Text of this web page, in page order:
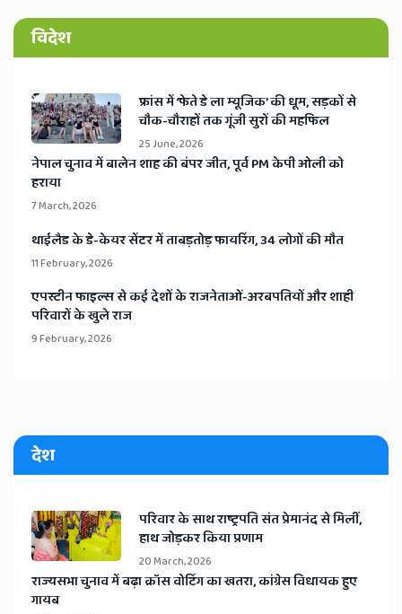
विदेश
​फ्रांस में ‘फेते डे ला म्यूजिक’ की धूम, सड़कों से
चौक-चौराहों तक गूंजी सुरों की महफिल
25 June, 2026
​नेपाल चुनाव में बालेन शाह की बंपर जीत, पूर्व PM केपी ओली को
हराया
7 March, 2026
​थाईलैड के डे-केयर सेंटर में ताबड़तोड़ फायरिंग, 34 लोगों की मौत
11 February, 2026
​एपस्टीन फाइल्स से कई देशों के राजनेताओं-अरबपतियों और शाही
परिवारों के खुले राज
9 February, 2026
देश
​परिवार के साथ राष्ट्रपति संत प्रेमानंद से मिलीं,
हाथ जोड़कर किया प्रणाम
20 March, 2026
​राज्यसभा चुनाव में बढ़ा क्रॉस वोटिंग का खतरा, कांग्रेस विधायक हुए
गायब